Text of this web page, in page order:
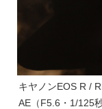
キヤノンEOS R /
AE（F5.6・1/125